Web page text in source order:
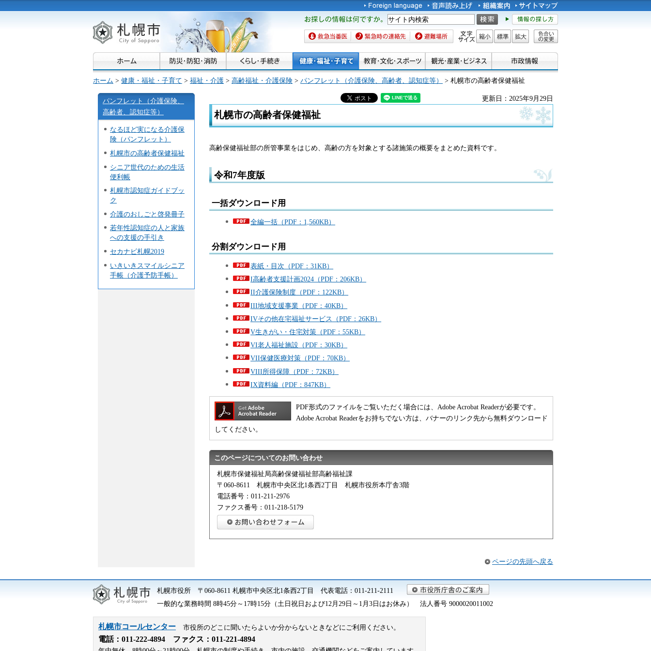
札幌市
お探しの情報は何です
か。
救急当番医 緊急時の連絡先 避難場所 文字サイズ
縮小 標準 拡大
色合い
ホーム > 健康・福祉・子育て > 福祉・介護 > 高齢福祉・介護保険 > パンフレット（介護保険、高齢者、認知症等） > 札幌市の高齢者保健福祉
パンフレット（介護保険、
高齢者、認知症等）
なるほど実になる介護保
険（パンフレット）
札幌市の高齢者保健福祉
シニア世代のための生活
便利帳
札幌市認知症ガイドブッ
ク
介護のおしごと啓発冊子
若年性認知症の人と家族
への支援の手引き
セカナビ札幌2019
いきいきスマイルシニア
手帳（介護予防手帳）
更新日：2025年9月29日
札幌市の高齢者保健福祉
高齢保健福祉部の所管事業をはじめ、高齢の方を対象とする諸施策の概要をまとめた資料です。
令和7年度版
一括ダウンロード用
全編一括（PDF：1,560KB）
分割ダウンロード用
表紙・目次（PDF：31KB）
I高齢者支援計画2024（PDF：206KB）
II介護保険制度（PDF：122KB）
III地域支援事業（PDF：40KB）
IVその他在宅福祉サービス（PDF：26KB）
V生きがい・住宅対策（PDF：55KB）
VI老人福祉施設（PDF：30KB）
VII保健医療対策（PDF：70KB）
VIII所得保障（PDF：72KB）
IX資料編（PDF：847KB）
PDF形式のファイルをご覧いただく場合には、Adobe Acrobat Readerが必要です。
Adobe Acrobat Readerをお持ちでない方は、バナーのリンク先から無料ダウンロード
してください。
このページについてのお問い合わせ
札幌市保健福祉局高齢保健福祉部高齢福祉課
〒060-8611 札幌市中央区北1条西2丁目 札幌市役所本庁舎3階
電話番号：011-211-2976
ファクス番号：011-218-5179
ページの先頭へ戻る
札幌市役所 〒060-8611 札幌市中央区北1条西2丁目 代表電話：011-211-2111
一般的な業務時間 8時45分～17時15分（土日祝日および12月29日～1月3日はお休み） 法人番号 9000020011002
札幌市コールセンター 市役所のどこに聞いたらよいか分からないときなどにご利用ください。
電話： 011-222-4894 ファクス：011-221-4894